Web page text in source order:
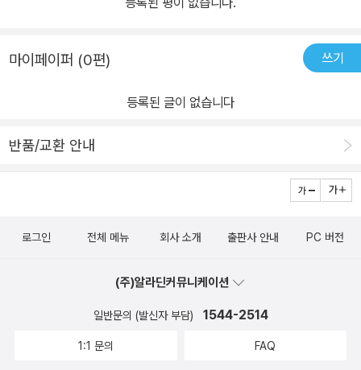
마이페이퍼 (0편) 쓰기
등록된 글이 없습니다
반품/교환 안내
로그인 전체 메뉴 회사 소개 출판사 안내 PC 버전
(주)알라딘커뮤니케이션
일반문의 (발신자 부담) 1544-2514
1:1 문의 FAQ